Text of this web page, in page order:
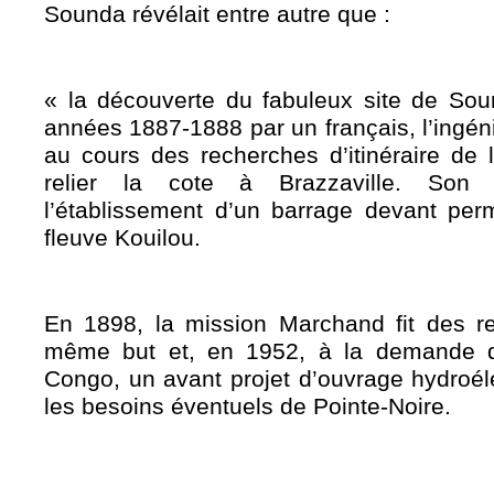
Sounda révélait entre autre que :
« la découverte du fabuleux site de
années 1887-1888 par un français,
au cours des recherches d’itinéraire
relier la cote à Brazzaville. Son
l’établissement d’un barrage devant
fleuve Kouilou.
En 1898, la mission Marchand fit des
même but et, en 1952, à la demande
Congo, un avant projet d’ouvrage
les besoins éventuels de Pointe-Noire.